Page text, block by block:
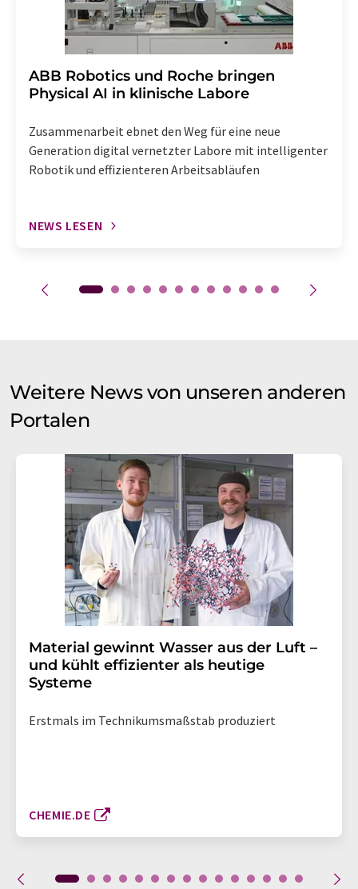
​​​​​​​ABB Robotics und Roche bringen
Physical AI in klinische Labore
Zusammenarbeit ebnet den Weg für eine neue
Generation digital vernetzter Labore mit intelligenter
Robotik und effizienteren Arbeitsabläufen
NEWS LESEN
Weitere News von unseren anderen
Portalen
Material gewinnt Wasser aus der Luft –
und kühlt effizienter als heutige
Systeme
Erstmals im Technikumsmaßstab produziert
CHEMIE.DE